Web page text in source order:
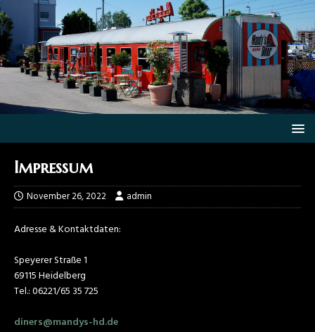
Impressum
November 26, 2022 admin
Adresse & Kontaktdaten:
Speyerer Straße 1
69115 Heidelberg
Tel.: 06221/65 35 725
diners@mandys-hd.de